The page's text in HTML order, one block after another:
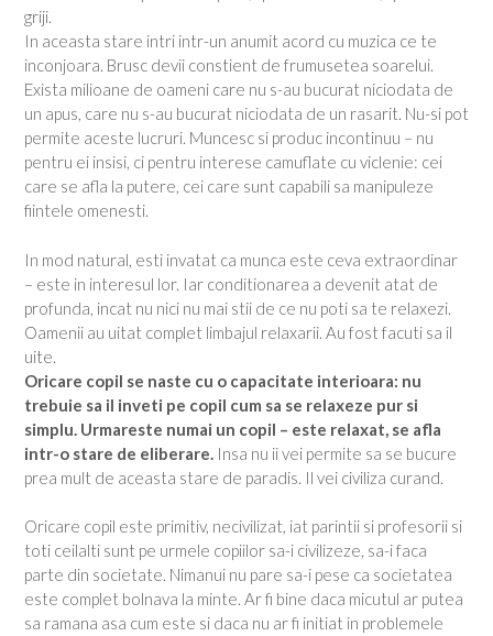
griji.
In aceasta stare intri intr-un anumit acord cu muzica ce te
inconjoara. Brusc devii constient de frumusetea soarelui.
Exista milioane de oameni care nu s-au bucurat niciodata de
un apus, care nu s-au bucurat niciodata de un rasarit. Nu-si pot
permite aceste lucruri. Muncesc si produc incontinuu – nu
pentru ei insisi, ci pentru interese camuflate cu viclenie: cei
care se afla la putere, cei care sunt capabili sa manipuleze
fiintele omenesti.
In mod natural, esti invatat ca munca este ceva extraordinar
– este in interesul lor. Iar conditionarea a devenit atat de
profunda, incat nu nici nu mai stii de ce nu poti sa te relaxezi.
Oamenii au uitat complet limbajul relaxarii. Au fost facuti sa il
uite.
Oricare copil se naste cu o capacitate interioara: nu
trebuie sa il inveti pe copil cum sa se relaxeze pur si
simplu. Urmareste numai un copil – este relaxat, se afla
intr-o stare de eliberare. Insa nu ii vei permite sa se bucure
prea mult de aceasta stare de paradis. Il vei civiliza curand.
Oricare copil este primitiv, necivilizat, iat parintii si profesorii si
toti ceilalti sunt pe urmele copiilor sa-i civilizeze, sa-i faca
parte din societate. Nimanui nu pare sa-i pese ca societatea
este complet bolnava la minte. Ar fi bine daca micutul ar putea
sa ramana asa cum este si daca nu ar fi initiat in problemele